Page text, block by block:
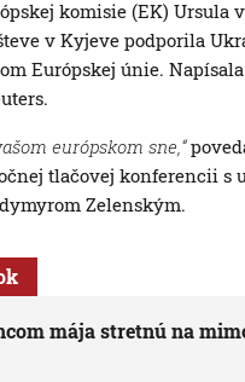
komisie (EK) Ursula
v Kyjeve podporila
Európskej únie.
európskom sne,“
tlačovej konferencii s
Zelenským.
mája stretnú na